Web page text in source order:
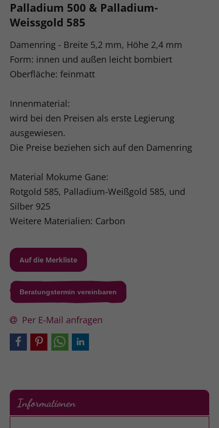
Palladium 500 & Palladium-
Weissgold 585
Damenring - Breite 5,2 mm, Höhe 2,4 mm
Form: innen und außen leicht bombiert
Oberfläche: feinmatt
Innenmaterial:
wird bei den Preisen als erste Legierung
ausgewiesen.
Die Preise beziehen sich auf den Damenring
Material Mokume Gane:
Rotgold 585, Palladium-Weißgold 585, und
Silber 925
Weitere Materialien: Carbon
Beratungstermin vereinbaren
Per E-Mail anfragen
Informationen